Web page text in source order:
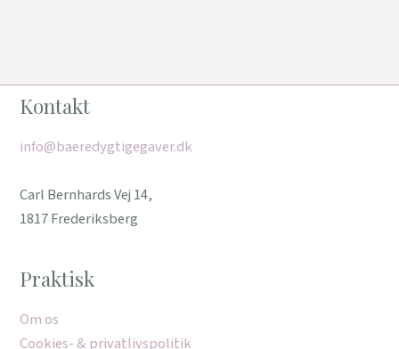
Kontakt
info@baeredygtigegaver.dk
Carl Bernhards Vej 14,
1817 Frederiksberg
Praktisk
Om os
Cookies- & privatlivspolitik